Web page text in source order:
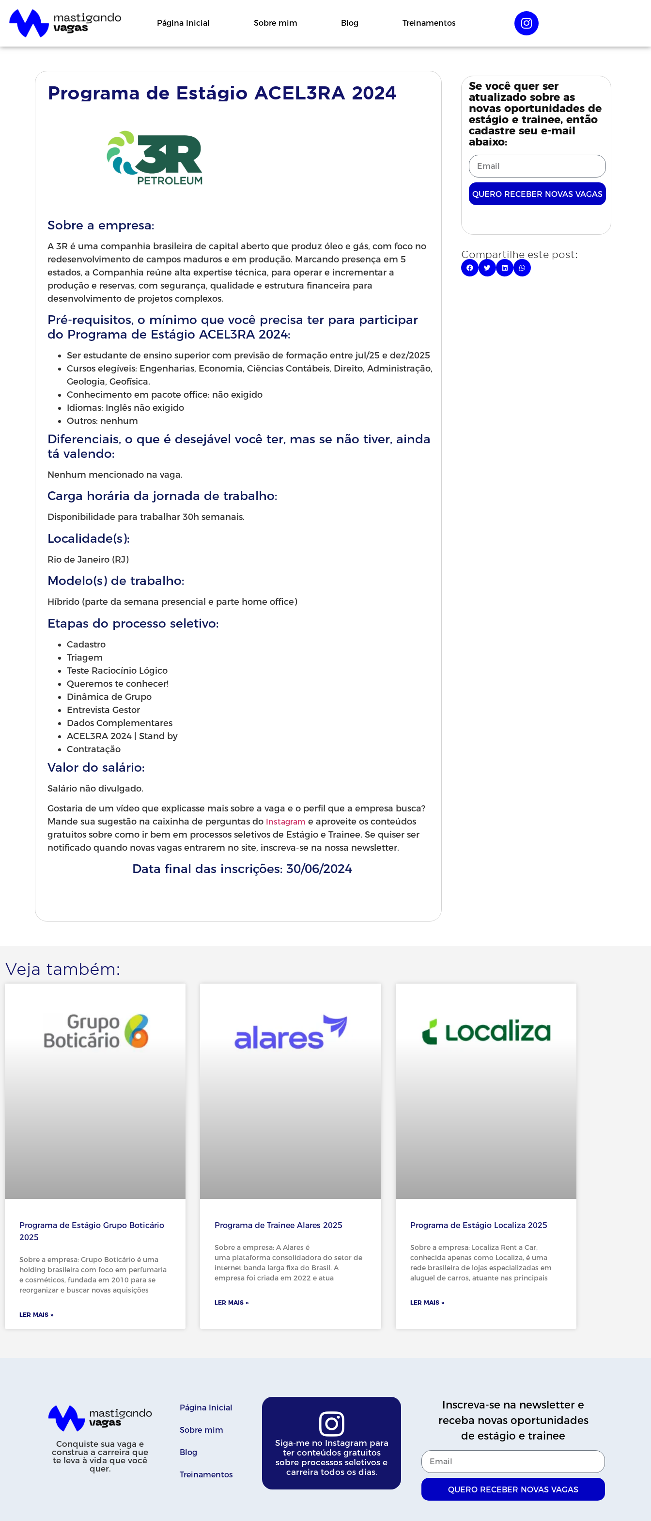
Página Inicial Sobre mim Blog Treinamentos
Programa de Estágio ACEL3RA 2024
Sobre a empresa:
A 3R é uma companhia brasileira de capital aberto que produz óleo e gás, com foco no
redesenvolvimento de campos maduros e em produção. Marcando presença em 5
estados, a Companhia reúne alta expertise técnica, para operar e incrementar a
produção e reservas, com segurança, qualidade e estrutura financeira para
desenvolvimento de projetos complexos.
Pré-requisitos, o mínimo que você precisa ter para participar
do Programa de Estágio ACEL3RA 2024:
Ser estudante de ensino superior com previsão de formação entre jul/25 e dez/2025
Cursos elegíveis: Engenharias, Economia, Ciências Contábeis, Direito, Administração,
Geologia, Geofísica.
Conhecimento em pacote office: não exigido
Idiomas: Inglês não exigido
Outros: nenhum
Diferenciais, o que é desejável você ter, mas se não tiver, ainda
tá valendo:
Nenhum mencionado na vaga.
Carga horária da jornada de trabalho:
Disponibilidade para trabalhar 30h semanais.
Localidade(s):
Rio de Janeiro (RJ)
Modelo(s) de trabalho:
Híbrido (parte da semana presencial e parte home office)
Etapas do processo seletivo:
Cadastro
Triagem
Teste Raciocínio Lógico
Queremos te conhecer!
Dinâmica de Grupo
Entrevista Gestor
Dados Complementares
ACEL3RA 2024 | Stand by
Contratação
Valor do salário:
Salário não divulgado.
Gostaria de um vídeo que explicasse mais sobre a vaga e o perfil que a empresa busca?
Mande sua sugestão na caixinha de perguntas do Instagram e aproveite os conteúdos
gratuitos sobre como ir bem em processos seletivos de Estágio e Trainee. Se quiser ser
notificado quando novas vagas entrarem no site, inscreva-se na nossa newsletter.
Data final das inscrições: 30/06/2024
Se você quer ser
atualizado sobre as
novas oportunidades de
estágio e trainee, então
cadastre seu e-mail
abaixo:
QUERO RECEBER NOVAS VAGAS
Compartilhe este post:
Veja também:
Programa de Estágio Grupo Boticário
2025
Sobre a empresa: Grupo Boticário é uma
holding brasileira com foco em perfumaria
e cosméticos, fundada em 2010 para se
reorganizar e buscar novas aquisições
LER MAIS »
Programa de Trainee Alares 2025
Sobre a empresa: A Alares é
uma plataforma consolidadora do setor de
internet banda larga fixa do Brasil. A
empresa foi criada em 2022 e atua
LER MAIS »
Programa de Estágio Localiza 2025
Sobre a empresa: Localiza Rent a Car,
conhecida apenas como Localiza, é uma
rede brasileira de lojas especializadas em
aluguel de carros, atuante nas principais
LER MAIS »
Conquiste sua vaga e
construa a carreira que
te leva à vida que você
quer.
Página Inicial
Sobre mim
Blog
Treinamentos
Siga-me no Instagram para
ter conteúdos gratuitos
sobre processos seletivos e
carreira todos os dias.
Inscreva-se na newsletter e
receba novas oportunidades
de estágio e trainee
QUERO RECEBER NOVAS VAGAS